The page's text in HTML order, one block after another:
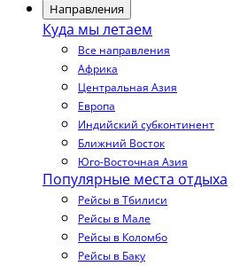
Направления
Куда мы летаем
Все направления
Африка
Центральная Азия
Европа
Индийский субконтинент
Ближний Восток
Юго-Восточная Азия
Популярные места отдыха
Рейсы в Тбилиси
Рейсы в Мале
Рейсы в Коломбо
Рейсы в Баку